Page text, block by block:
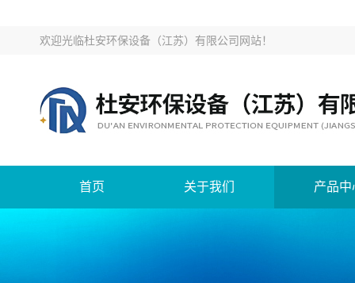
欢迎光临杜安环保设备（江苏）有限公司网站！
首页 关于我们 产品中